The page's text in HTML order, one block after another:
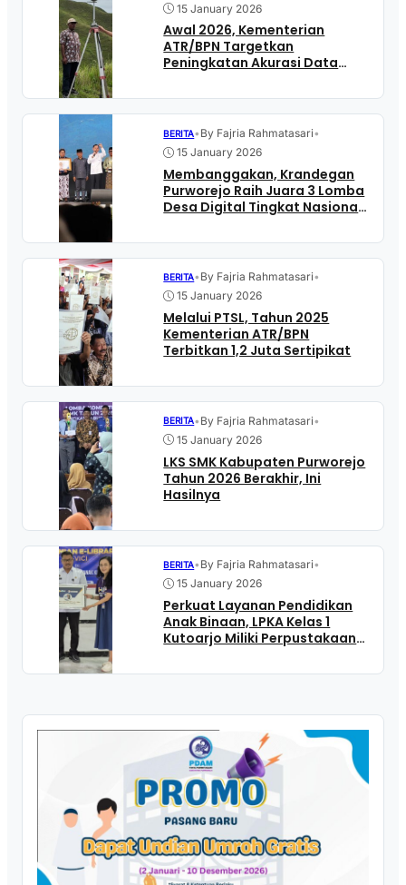
15 January 2026
Awal 2026, Kementerian
ATR/BPN Targetkan
Peningkatan Akurasi Data
BERITA• By Fajria Rahmatasari•
15 January 2026
Membanggakan, Krandegan
Purworejo Raih Juara 3 Lomba
Desa Digital Tingkat Nasional
BERITA• By Fajria Rahmatasari•
15 January 2026
Melalui PTSL, Tahun 2025
Kementerian ATR/BPN
Terbitkan 1,2 Juta Sertipikat
BERITA• By Fajria Rahmatasari•
15 January 2026
LKS SMK Kabupaten Purworejo
Tahun 2026 Berakhir, Ini
Hasilnya
BERITA• By Fajria Rahmatasari•
15 January 2026
Perkuat Layanan Pendidikan
Anak Binaan, LPKA Kelas 1
Kutoarjo Miliki Perpustakaan